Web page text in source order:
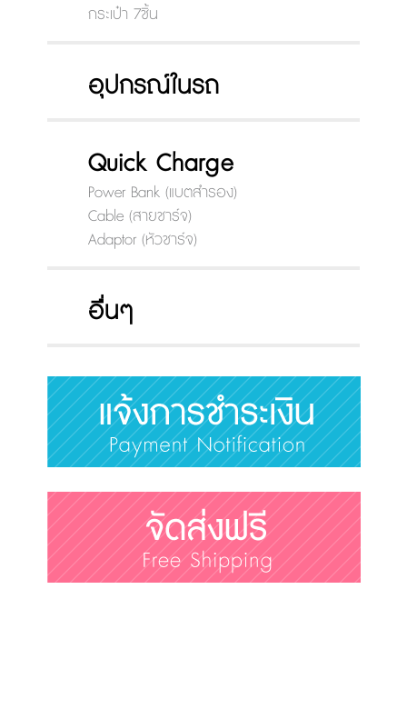
กระเป๋า 7ชิ้น
อุปกรณ์ในรถ
Quick Charge
Power Bank (แบตสำรอง)
Cable (สายชาร์จ)
Adaptor (หัวชาร์จ)
อื่นๆ